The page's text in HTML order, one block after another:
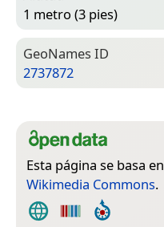
1 metro (3 pies)
Geo­Names ID
2737872
Esta página se basa en
Wikimedia Commons.